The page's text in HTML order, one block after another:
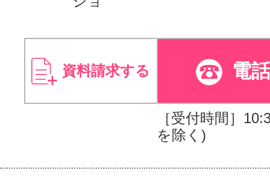
資料請求する 電
［受付時間］
を除く)